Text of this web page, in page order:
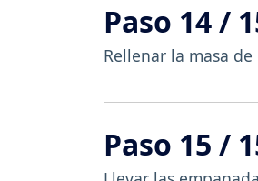
Paso 14 /
Rellenar la masa
Paso 15 /